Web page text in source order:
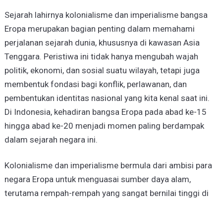
Sejarah lahirnya kolonialisme dan imperialisme bangsa
Eropa merupakan bagian penting dalam memahami
perjalanan sejarah dunia, khususnya di kawasan Asia
Tenggara. Peristiwa ini tidak hanya mengubah wajah
politik, ekonomi, dan sosial suatu wilayah, tetapi juga
membentuk fondasi bagi konflik, perlawanan, dan
pembentukan identitas nasional yang kita kenal saat ini.
Di Indonesia, kehadiran bangsa Eropa pada abad ke-15
hingga abad ke-20 menjadi momen paling berdampak
dalam sejarah negara ini.
Kolonialisme dan imperialisme bermula dari ambisi para
negara Eropa untuk menguasai sumber daya alam,
terutama rempah-rempah yang sangat bernilai tinggi di